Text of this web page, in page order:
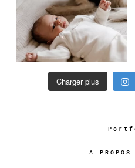
Charger plus
A PROPOS